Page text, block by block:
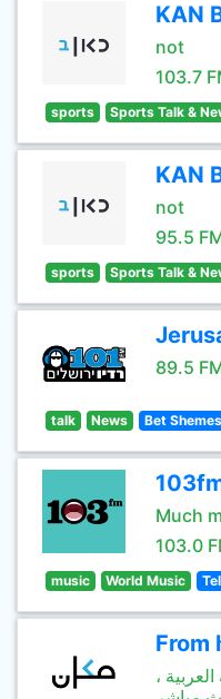
not
103.7
sports Sports Talk &
KAN
not
95.5
sports Sports Talk &
89.5
talk News Bet
Much
103.0
music World Music
From
،